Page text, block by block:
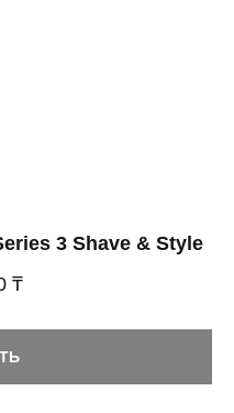
3 Shave & Style
₸